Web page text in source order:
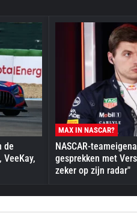
de
VeeKay,
MAX IN NASCAR?
NASCAR-
gesprekken met
zeker op zijn radar"